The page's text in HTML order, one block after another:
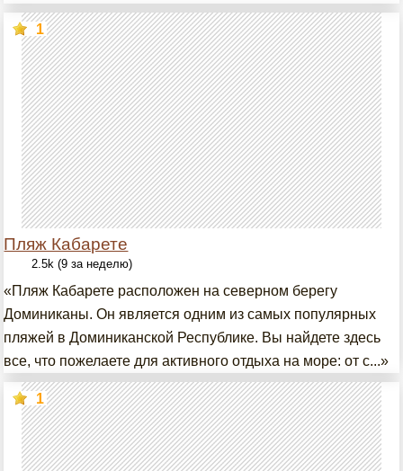
Пляж Кабарете
1
2.5k (9 за неделю)
«Пляж Кабарете расположен на северном берегу
Доминиканы. Он является одним из самых популярных
пляжей в Доминиканской Республике. Вы найдете здесь
все, что пожелаете для активного отдыха на море: от с...»
1